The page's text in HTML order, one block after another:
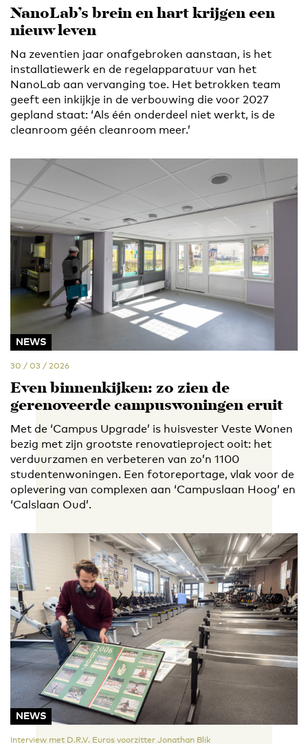
NanoLab’s brein en hart krijgen een
nieuw leven
Na zeventien jaar onafgebroken aanstaan, is het
installatiewerk en de regelapparatuur van het
NanoLab aan vervanging toe. Het betrokken team
geeft een inkijkje in de verbouwing die voor 2027
gepland staat: ‘Als één onderdeel niet werkt, is de
cleanroom géén cleanroom meer.’
NEWS
30 / 03 / 2026
Even binnenkijken: zo zien de
gerenoveerde campuswoningen eruit
Met de ‘Campus Upgrade’ is huisvester Veste Wonen
bezig met zijn grootste renovatieproject ooit: het
verduurzamen en verbeteren van zo’n 1100
studentenwoningen. Een fotoreportage, vlak voor de
oplevering van complexen aan ‘Campuslaan Hoog’ en
‘Calslaan Oud’.
NEWS
Interview met D.R.V. Euros voorzitter Jonathan Blik